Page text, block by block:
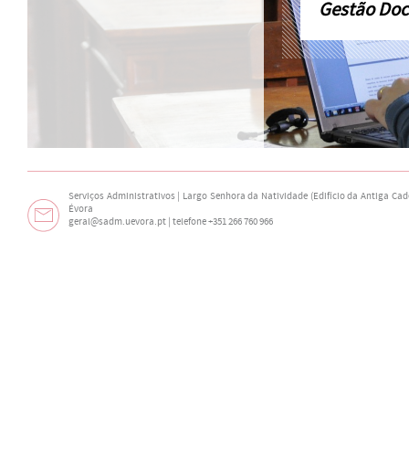
Gestão
Serviços Administrativos | Largo Senhora da Natividade (Edifício da Antiga
Évora
geral@sadm.uevora.pt | telefone +351 266 760 966